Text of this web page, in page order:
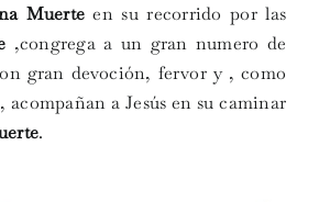
Muerte en su recorrido por las
,congrega a un gran numero de
gran devoción, fervor y , como
a Jesús en su caminar
.